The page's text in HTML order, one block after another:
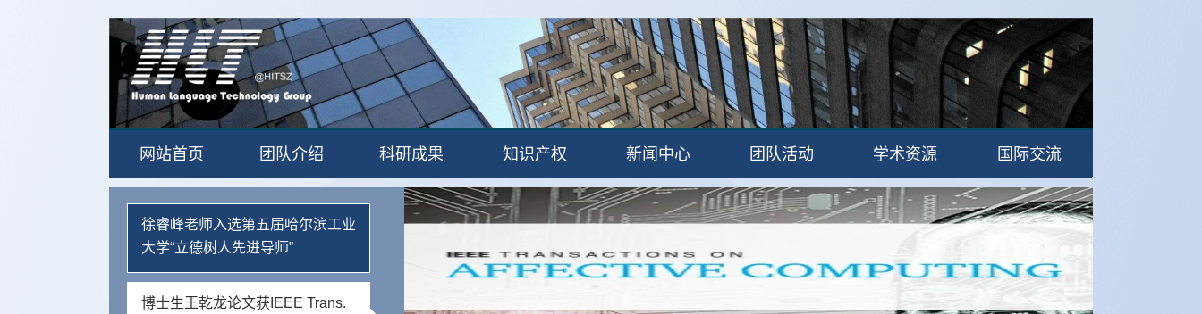
网站首页 团队介绍 科研成果 知识产权 新闻中心 团队活动 学术资源 国际交流
徐睿峰老师入选第五届哈尔滨工业
大学“立德树人先进导师”
博士生王乾龙论文获IEEE Trans.